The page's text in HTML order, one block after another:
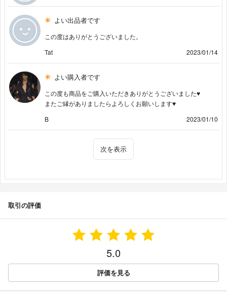
よい出品者です
この度はありがとうございました。
Tat
2023/01/14
よい購入者です
この度も商品をご購入いただきありがとうございました♥︎
またご縁がありましたらよろしくお願いします♥︎
B
2023/01/10
次を表示
取引の評価
5.0
評価を見る